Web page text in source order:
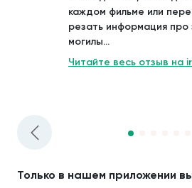
каждом фильме или
резать информация
могилы...
Читайте весь отзыв на
Только в нашем приложении